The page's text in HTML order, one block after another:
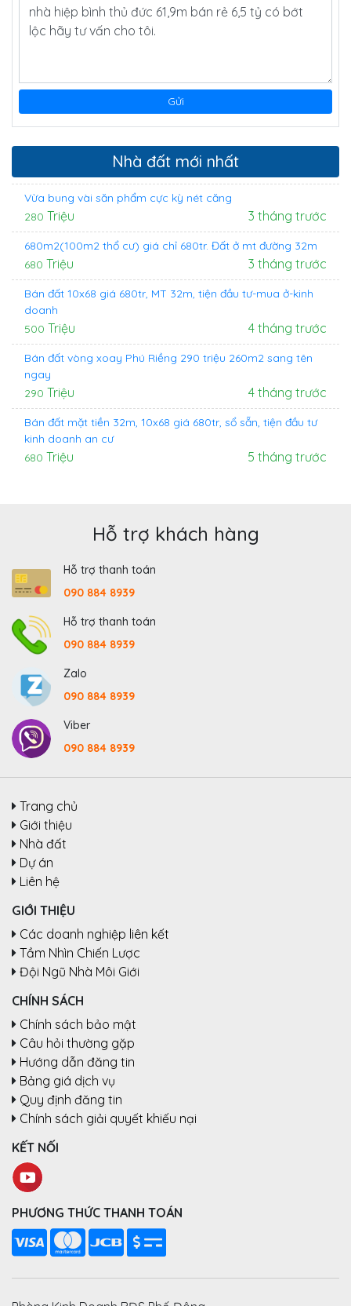
Nhà đất mới nhất
Vừa bung vài săn phẩm cực kỳ nét căng
280 Triệu 3 tháng trước
680m2(100m2 thổ cư) giá chỉ 680tr. Đất ở mt đường 32m
680 Triệu 3 tháng trước
Bán đất 10x68 giá 680tr, MT 32m, tiện đầu tư-mua ở-kinh
doanh
500 Triệu 4 tháng trước
Bán đất vòng xoay Phú Riềng 290 triệu 260m2 sang tên
ngay
290 Triệu 4 tháng trước
Bán đất mặt tiền 32m, 10x68 giá 680tr, sổ sẵn, tiện đầu tư
kinh doanh an cư
680 Triệu 5 tháng trước
Hỗ trợ khách hàng
Hỗ trợ thanh toán
090 884 8939
Hỗ trợ thanh toán
090 884 8939
Zalo
090 884 8939
Viber
090 884 8939
Trang chủ
Giới thiệu
Nhà đất
Dự án
Liên hệ
GIỚI THIỆU
Các doanh nghiệp liên kết
Tầm Nhìn Chiến Lược
Đội Ngũ Nhà Môi Giới
CHÍNH SÁCH
Chính sách bảo mật
Câu hỏi thường gặp
Hướng dẫn đăng tin
Bảng giá dịch vụ
Quy định đăng tin
Chính sách giải quyết khiếu nại
KẾT NỐI
PHƯƠNG THỨC THANH TOÁN